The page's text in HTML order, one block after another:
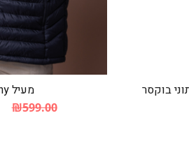
מעיל Albany
₪599.00